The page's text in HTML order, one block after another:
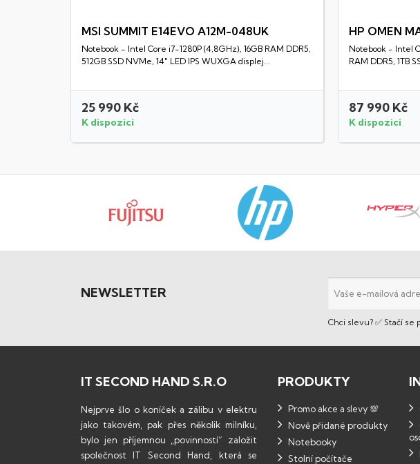
Rychlý náhled
MSI SUMMIT E14EVO A12M-048UK
Notebook - Intel Core i7-1280P (4,8GHz), 16GB RAM DDR5,
512GB SSD NVMe, 14" LED IPS WUXGA displej...
25 990 Kč
K dispozici
HP OMEN
Notebook - Intel
RAM DDR5, 1TB
87 990 Kč
K dispozici
NEWSLETTER
Chci slevu? ✅ Stačí
IT SECOND HAND S.R.O
Nejprve šlo o koníček a zálibu v elektru
jako takovém, pak přes několik milníku,
bylo jen příjemnou „povinností“ založit
společnost IT Second Hand, která se
PRODUKTY
Promo akce a slevy 💯
Nově přidané produkty
Notebooky
Stolní počítače